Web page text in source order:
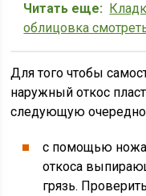
Читать еще:
облицовка
Для того чтобы
наружный откос
следующую
с помощью ножа
откоса
грязь.